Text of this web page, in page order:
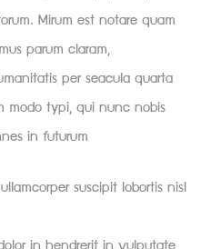
Mirum est notare quam
parum claram,
per seacula quarta
modo typi, qui nunc nobis
in futurum
suscipit lobortis nisl